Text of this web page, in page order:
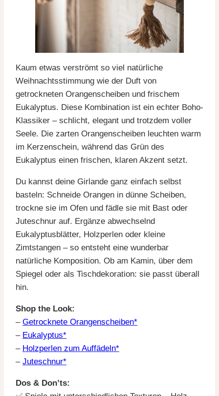
Kaum etwas verströmt so viel natürliche
Weihnachtsstimmung wie der Duft von
getrockneten Orangenscheiben und frischem
Eukalyptus. Diese Kombination ist ein echter Boho-
Klassiker – schlicht, elegant und trotzdem voller
Seele. Die zarten Orangenscheiben leuchten warm
im Kerzenschein, während das Grün des
Eukalyptus einen frischen, klaren Akzent setzt.
Du kannst deine Girlande ganz einfach selbst
basteln: Schneide Orangen in dünne Scheiben,
trockne sie im Ofen und fädle sie mit Bast oder
Juteschnur auf. Ergänze abwechselnd
Eukalyptusblätter, Holzperlen oder kleine
Zimtstangen – so entsteht eine wunderbar
natürliche Komposition. Ob am Kamin, über dem
Spiegel oder als Tischdekoration: sie passt überall
hin.
Shop the Look:
– Getrocknete Orangenscheiben*
– Eukalyptus*
– Holzperlen zum Auffädeln*
– Juteschnur*
Dos & Don’ts: